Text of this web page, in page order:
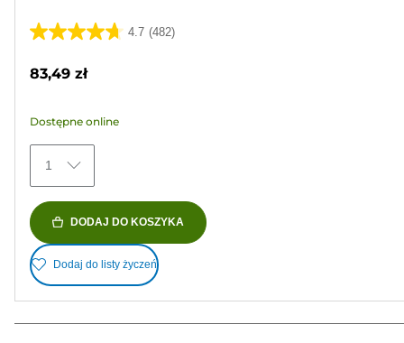
4.7 (482)
4.7
5
482
Recenzji
83,49 zł
Dostępne online
1
DODAJ DO KOSZYKA
Dodaj do listy życzeń